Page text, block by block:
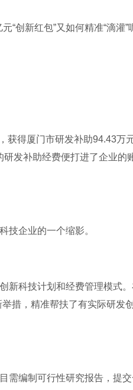
“创新红包”又如何精准“滴灌
获得厦门市研发补助94.43万
发补助经费便打进了企业的
技企业的一个缩影。
新科技计划和经费管理模式
措，精准帮扶了有实际研发
需编制可行性研究报告，提